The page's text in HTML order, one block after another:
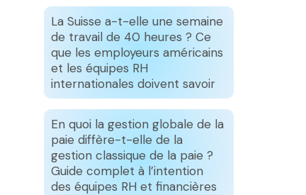
La Suisse a-t-elle une semaine
de travail de 40 heures ? Ce
que les employeurs américains
et les équipes RH
internationales doivent savoir
En quoi la gestion globale de la
paie diffère-t-elle de la
gestion classique de la paie ?
Guide complet à l’intention
des équipes RH et financières